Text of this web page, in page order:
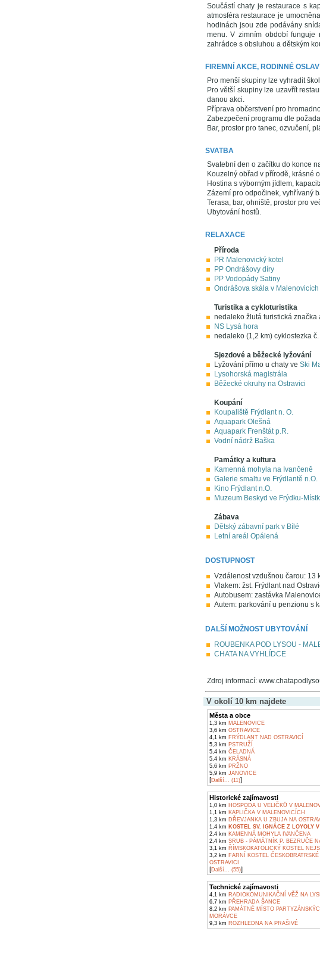
Součástí chaty je restaurace s
atmosféra restaurace je
hodinách jsou zde podávány
menu. V zimním období
zahrádce s obsluhou a dětským
FIREMNÍ AKCE, RODINNÉ
Pro menší skupiny lze vyhradit
Pro větší skupiny lze uzavřít
danou akci.
Příprava občerstvení pro
Zabezpečení programu dle
Bar, prostor pro tanec, ozvučení,
SVATBA
Svatební den o začítku do konce
Kouzelný obřad v přírodě, krásné
Hostina s výborným jídlem,
Zázemí pro odpočinek, vyhřívaný
Terasa, bar, ohniště, prostor pro
Ubytování hostů.
RELAXACE
Příroda
PR Malenovický kotel
PP Ondrášovy díry
PP Vodopády Satiny
Ondrášova skála v Malenovicích
Turistika a cykloturistika
nedaleko žlutá turistická značka
NS Lysá hora
nedaleko (1,2 km) cyklostezka č.
Sjezdové a běžecké lyžování
Lyžování přímo u chaty ve Ski
Lysohorská magistrála
Běžecké okruhy na Ostravici
Koupání
Koupaliště Frýdlant n. O.
Aquapark Olešná
Aquapark Frenštát p.R.
Vodní nádrž Baška
Památky a kultura
Kamenná mohyla na Ivančeně
Galerie smaltu ve Frýdlantě n.O.
Kino Frýdlant n.O.
Muzeum Beskyd ve Frýdku-
Zábava
Dětský zábavní park v Bílé
Letní areál Opálená
DOSTUPNOST
Vzdálenost vzdušnou čarou: 13
Vlakem: žst. Frýdlant nad
Autobusem: zastávka
Autem: parkování u penzionu s
DALŠÍ MOŽNOST UBYTOVÁNÍ
ROUBENKA POD LYSOU -
CHATA NA VYHLÍDCE
Zdroj informací:
V okolí 10 km najdete
Města a obce
1,3 km MALENOVICE
3,6 km OSTRAVICE
4,1 km FRÝDLANT NAD OSTRAVICÍ
5,3 km PSTRUŽÍ
5,4 km ČELADNÁ
5,4 km KRÁSNÁ
5,6 km PRŽNO
5,9 km JANOVICE
[Další... (11)]
Historické zajímavosti
1,0 km HOSPODA U VELIČKŮ V
1,1 km KAPLIČKA V MALENOVICÍCH
1,3 km DŘEVJANKA U ZBUJA NA
1,4 km KOSTEL SV. IGNÁCE Z LOYOLY
2,4 km KAMENNÁ MOHYLA IVANČENA
2,4 km SRUB - PÁMÁTNÍK P. BEZRUČE
3,1 km ŘÍMSKOKATOLICKÝ KOSTEL
3,2 km FARNÍ KOSTEL
OSTRAVICI
[Další... (55)]
Technické zajímavosti
4,1 km RADIOKOMUNIKAČNÍ VĚŽ NA
6,7 km PŘEHRADA ŠANCE
8,2 km PAMÁTNÉ MÍSTO
MORÁVCE
9,3 km ROZHLEDNA NA PRAŠIVÉ